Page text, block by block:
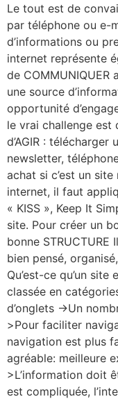
Le tout est de
par téléphone ou e-
d’informations ou
internet représente
de COMMUNIQUER
une source
opportunité
le vrai challenge est
d’AGIR :
newsletter,
achat si c’est un
internet, il faut
« KISS », Keep It
site. Pour créer un
bonne
bien pensé,
Qu’est-ce qu’un
classée en
d’onglets ->Un
>Pour faciliter
navigation est plus
agréable: meilleure
>L’information doit
est compliquée,